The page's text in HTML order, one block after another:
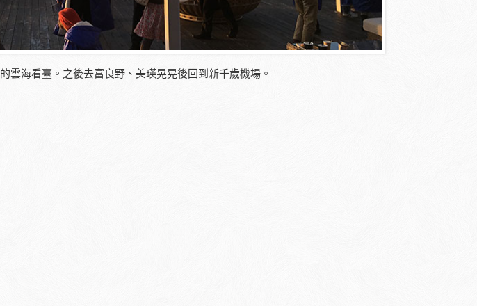
雲海看臺。之後去富良野、美瑛晃晃後回到新千歲機場。